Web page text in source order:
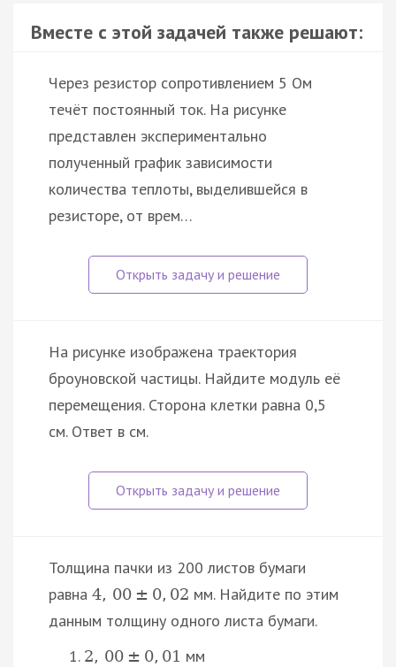
Вместе с этой задачей также решают:
Через резистор сопротивлением 5 Ом
течёт постоянный ток. На рисунке
представлен экспериментально
полученный график зависимости
количества теплоты, выделившейся в
резисторе, от врем…
На рисунке изображена траектория
броуновской частицы. Найдите модуль её
перемещения. Сторона клетки равна 0,5
см. Ответ в см.
Толщина пачки из 200 листов бумаги
равна 4, 00 ± 0, 02 мм. Найдите по этим
данным толщину одного листа бумаги.
2, 00 ± 0, 01 мм